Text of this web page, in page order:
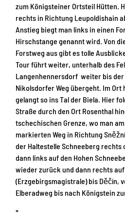
zum Königsteiner Ortsteil Hütten.
rechts in Richtung Leupoldishain
Anstieg biegt man links in einen
Hirschstange genannt wird. Von
Forstweg aus gibt es tolle
Tour führt weiter, unterhalb des
Langenhennersdorf weiter bis der
Nikolsdorfer Weg übergeht. Im Ort
gelangt so ins Tal der Biela. Hier
Straße durch den Ort Rosenthal
tschechischen Grenze, wo man
markierten Weg in Richtung
der Haltestelle Schneeberg rechts
dann links auf den Hohen
wieder zurück und dann rechts auf
(Erzgebirgsmagistrale) bis Děčín,
Elberadweg bis nach Königstein
*